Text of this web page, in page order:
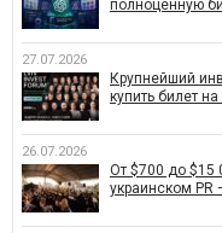
полноценную
27.07.2026
Крупнейший
купить билет
26.07.2026
От $700 до $15
украинском PR